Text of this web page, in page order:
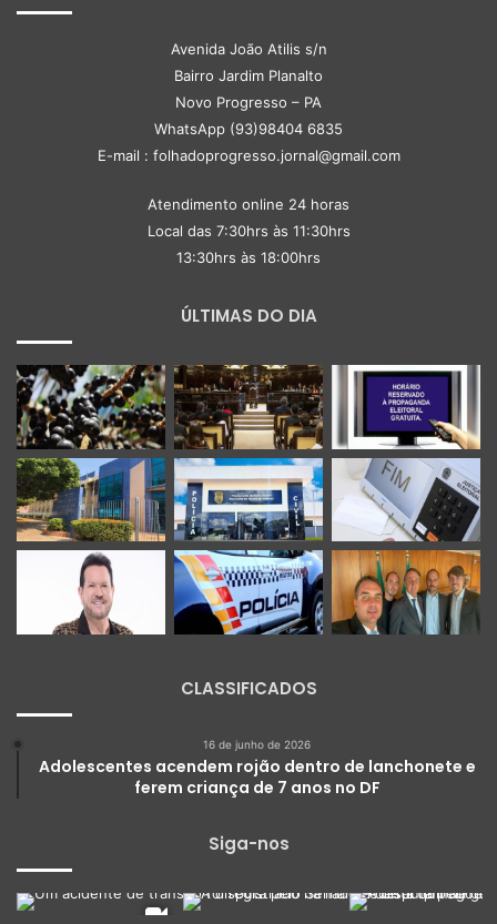
Avenida João Atilis s/n
Bairro Jardim Planalto
Novo Progresso – PA
WhatsApp (93)98404 6835
E-mail : folhadoprogresso.jornal@gmail.com
Atendimento online 24 horas
Local das 7:30hrs às 11:30hrs
13:30hrs às 18:00hrs
ÚLTIMAS DO DIA
CLASSIFICADOS
16 de junho de 2026
Adolescentes acendem rojão dentro de lanchonete e
ferem criança de 7 anos no DF
Siga-nos